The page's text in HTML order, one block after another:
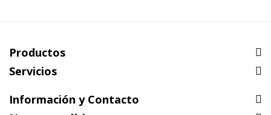
Productos
Servicios
Información y Contacto